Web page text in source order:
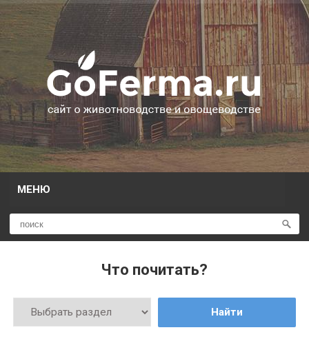
МЕНЮ
Что почитать?
Найти